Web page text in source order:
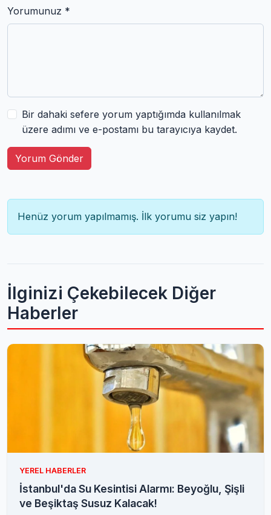
Yorumunuz *
Bir dahaki sefere yorum yaptığımda kullanılmak
üzere adımı ve e-postamı bu tarayıcıya kaydet.
Yorum Gönder
Henüz yorum yapılmamış. İlk yorumu siz yapın!
İlginizi Çekebilecek Diğer
Haberler
YEREL HABERLER
İstanbul'da Su Kesintisi Alarmı: Beyoğlu, Şişli
ve Beşiktaş Susuz Kalacak!